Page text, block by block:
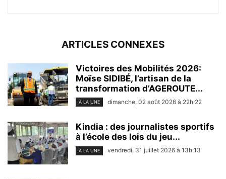
ARTICLES CONNEXES
Victoires des Mobilités 2026:
Moïse SIDIBÉ, l’artisan de la
transformation d’AGEROUTE...
À LA UNE dimanche, 02 août 2026 à 22h:22
Kindia : des journalistes sportifs
à l’école des lois du jeu...
À LA UNE vendredi, 31 juillet 2026 à 13h:13